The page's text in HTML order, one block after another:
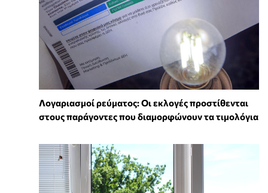
Λογαριασμοί ρεύματος: Οι εκλογές προστίθενται
στους παράγοντες που διαμορφώνουν τα τιμολόγια